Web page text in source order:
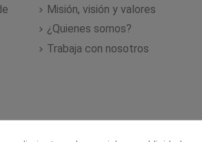
Misión, visión y valores
¿Quienes somos?
Trabaja con nosotros